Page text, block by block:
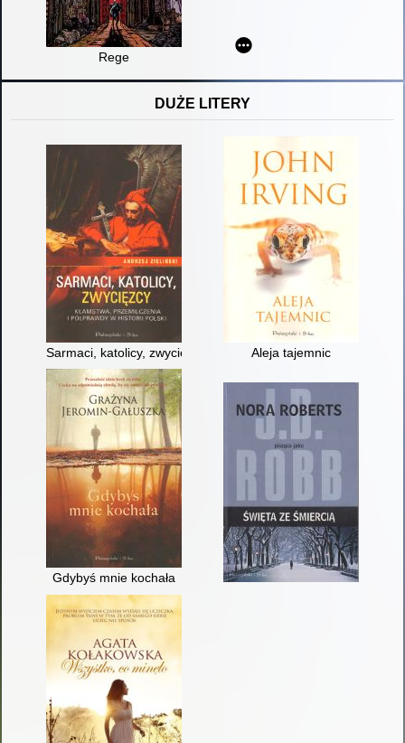
Rege
DUŻE LITERY
Sarmaci, katolicy, zwycięzcy : kłamstwa, przemilczenia i
Aleja tajemnic
Gdybyś mnie kochała